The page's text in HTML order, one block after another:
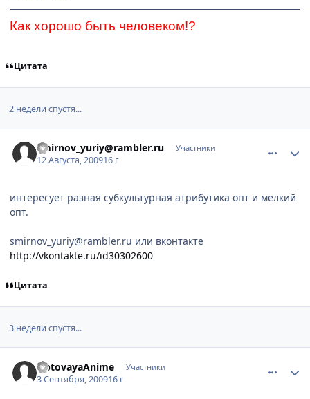
Как хорошо быть человеком!?
Цитата
2 недели спустя...
smirnov_yuriy@rambler.ru Участники
12 Августа, 200916 г
интересует разная субкультурная атрибутика опт и мелкий
опт.
smirnov_yuriy@rambler.ru или вконтакте
http://vkontakte.ru/id30302600
Цитата
3 недели спустя...
OptovayaAnime Участники
3 Сентября, 200916 г